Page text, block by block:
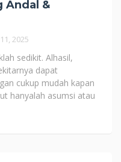
Andal &
2025
sedikit. Alhasil,
dapat
cukup mudah kapan
hanyalah asumsi atau